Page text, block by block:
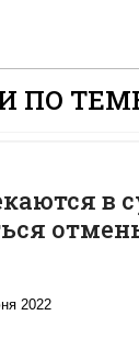
ПО
в
2022